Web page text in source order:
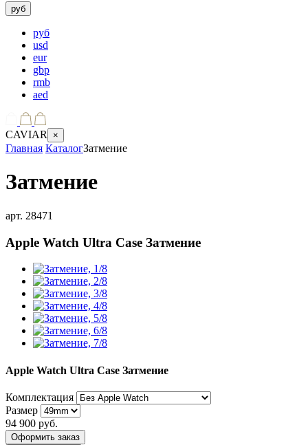
руб
руб
usd
eur
gbp
rmb
aed
CAVIAR ×
Главная КаталогЗатмение
Затмение
арт. 28471
Apple Watch Ultra Case Затмение
Apple Watch Ultra Case Затмение
Комплектация
Размер
94 900 руб.
Оформить заказ